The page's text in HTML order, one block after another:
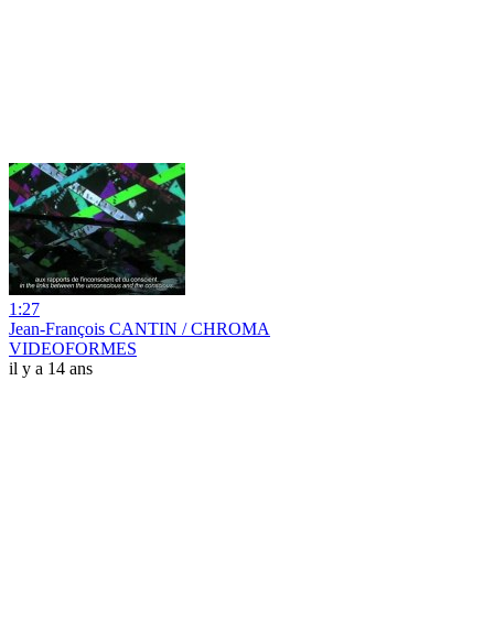
1:27
Jean-François CANTIN / CHROMA
VIDEOFORMES
il y a 14 ans